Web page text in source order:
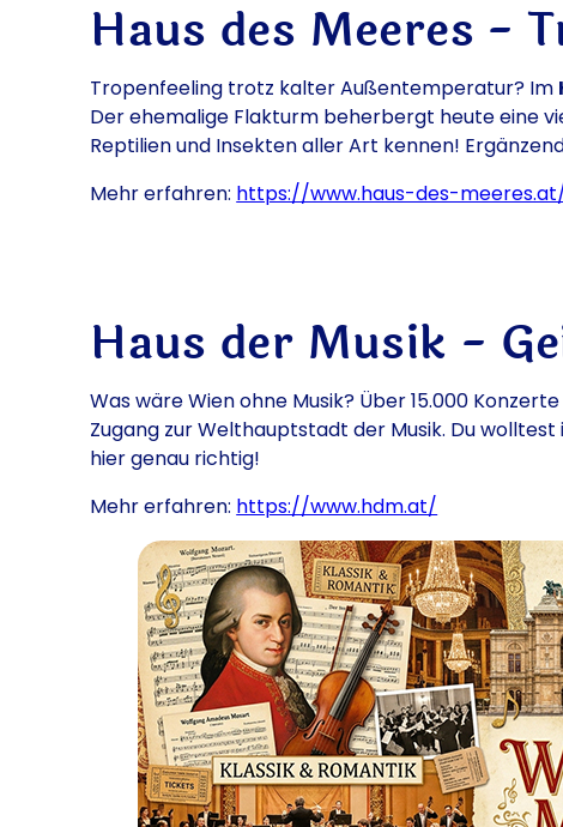
Haus des Meeres -
Tropenfeeling trotz kalter Außentemperatur? Im
Der ehemalige Flakturm beherbergt heute eine
Reptilien und Insekten aller Art kennen!
Mehr erfahren: https://www.haus-des-
Haus der Musik -
Was wäre Wien ohne Musik? Über 15.000
Zugang zur Welthauptstadt der Musik. Du
hier genau richtig!
Mehr erfahren: https://www.hdm.at/